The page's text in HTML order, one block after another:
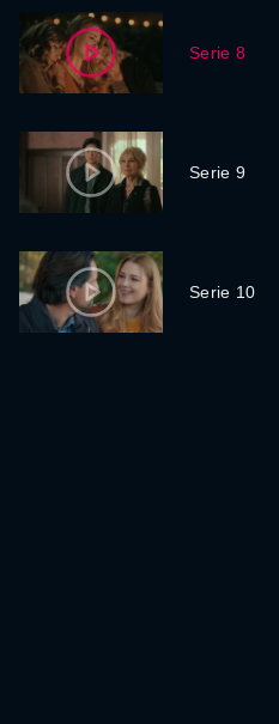
Serie 8
Serie 9
Serie 10